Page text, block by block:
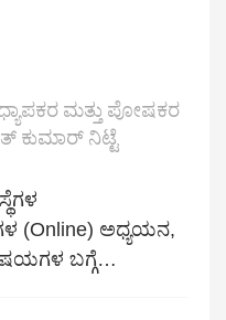
ಮತ್ತು ಪೋಷಕರ
ಕುಮಾರ್ ನಿಟ್ಟೆ
(Online) ಅಧ್ಯಯನ,
ಬಗ್ಗೆ…